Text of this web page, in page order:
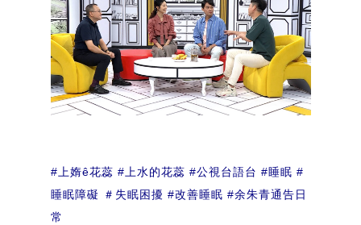
#上媠ê花蕊 #上水的花蕊 #公視台語台 #睡眠 #
睡眠障礙
＃失眠困擾 #改善睡眠 #余朱青通告日
常